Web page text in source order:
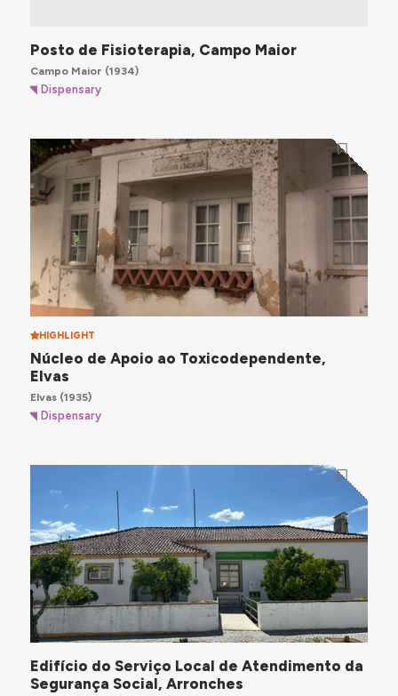
Posto de Fisioterapia, Campo Maior
Campo Maior (1934)
Dispensary
HIGHLIGHT
Núcleo de Apoio ao Toxicodependente,
Elvas
Elvas(1935)
Dispensary
Edifício do Serviço Local de Atendimento da
Segurança Social, Arronches